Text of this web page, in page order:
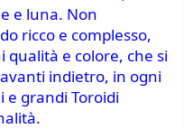
e luna. Non
ricco e complesso,
e colore, che si
indietro, in ogni
e grandi Toroidi